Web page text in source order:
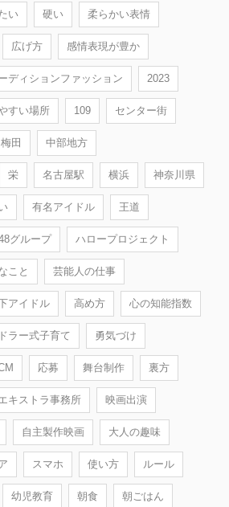
い 硬い 柔らかい表情
広げ方 感情表現が豊か
ディションファッション 2023
すい場所 109 センター街
梅田 中部地方
栄 名古屋駅 横浜 神奈川県
有名アイドル 王道
グループ ハロープロジェクト
こと 芸能人の仕事
アイドル 高め方 心の知能指数
ラー式子育て 勇気づけ
応募 舞台制作 裏方
キストラ事務所 映画出演
自主製作映画 大人の趣味
スマホ 使い方 ルール
幼児教育 朝食 朝ごはん